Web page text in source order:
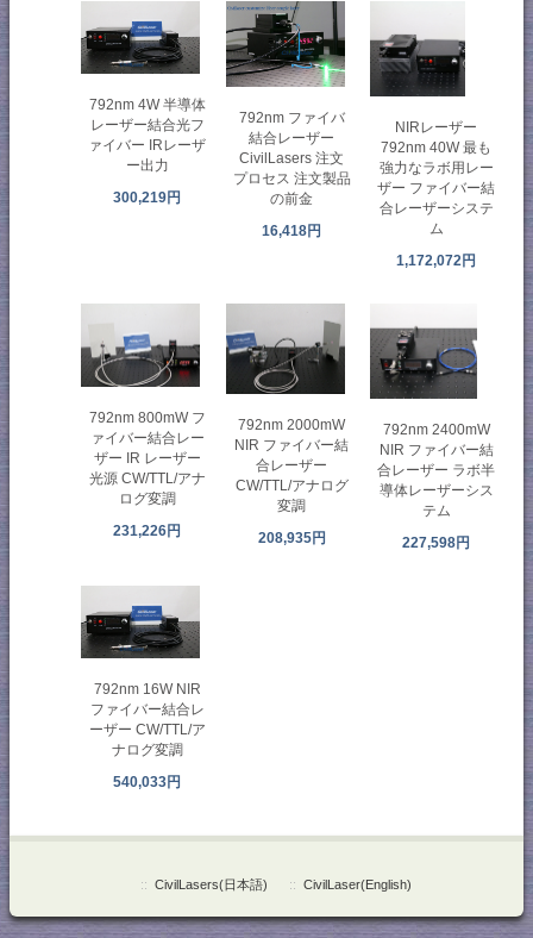
792nm 4W 半導体
レーザー結合光フ
ァイバー IRレーザ
ー出力
300,219円
792nm ファイバ
結合レーザー
CivilLasers 注文
プロセス 注文製品
の前金
16,418円
NIRレーザー
792nm 40W 最も
強力なラボ用レー
ザー ファイバー結
合レーザーシステ
ム
1,172,072円
792nm 800mW フ
ァイバー結合レー
ザー IR レーザー
光源 CW/TTL/アナ
ログ変調
231,226円
792nm 2000mW
NIR ファイバー結
合レーザー
CW/TTL/アナログ
変調
208,935円
792nm 2400mW
NIR ファイバー結
合レーザー ラボ半
導体レーザーシス
テム
227,598円
792nm 16W NIR
ファイバー結合レ
ーザー CW/TTL/ア
ナログ変調
540,033円
:: CivilLasers(日本語) :: CivilLaser(English)